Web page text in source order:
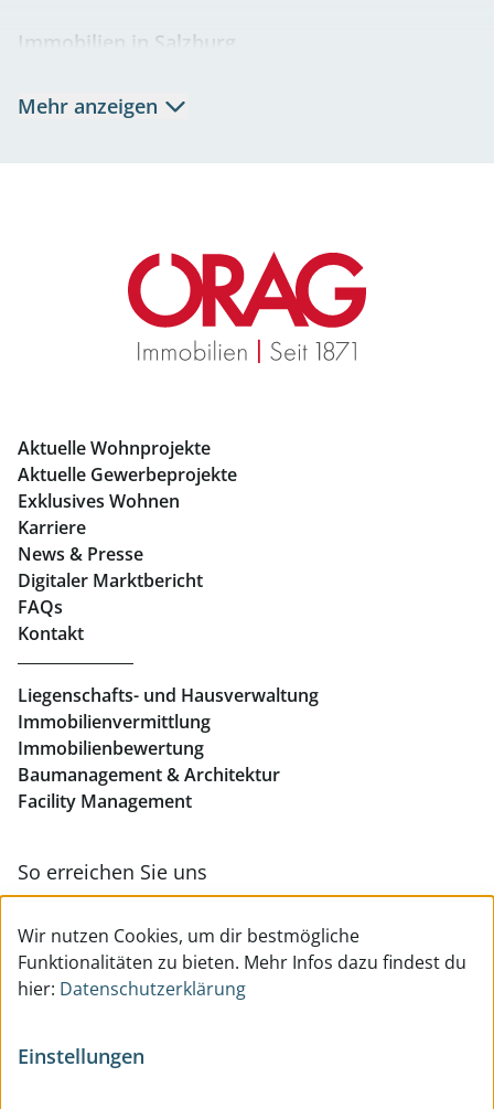
Immobilien in Salzburg
Immobilien in Graz
Mietwohnungen Graz
Eigentumswohnungen Graz
Geschäftslokale mieten Graz
Immobilien in Linz
Eigentumswohnungen Linz
Büros mieten Linz
Geschäftslokale mieten Linz
Mehr anzeigen
Aktuelle Wohnprojekte
Aktuelle Gewerbeprojekte
Exklusives Wohnen
Karriere
News & Presse
Digitaler Marktbericht
FAQs
Kontakt
Liegenschafts- und Hausverwaltung
Immobilienvermittlung
Immobilienbewertung
Baumanagement & Architektur
Facility Management
So erreichen Sie uns
Wir nutzen Cookies, um dir bestmögliche
Funktionalitäten zu bieten. Mehr Infos dazu findest du
hier: Datenschutzerklärung
Einstellungen